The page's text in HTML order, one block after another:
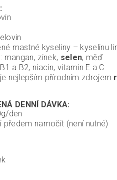
mastné kyseliny – kyselinu
mangan, zinek, selen, měď
a B2, niacin, vitamin E a C
nejlepším přírodním zdrojem
DENNÍ DÁVKA:
den
předem namočit (není nutné)